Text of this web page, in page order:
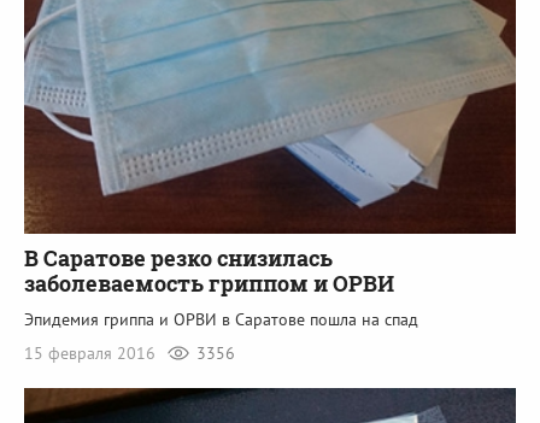
В Саратове резко снизилась
заболеваемость гриппом и ОРВИ
Эпидемия гриппа и ОРВИ в Саратове пошла на спад
15 февраля 2016
3356